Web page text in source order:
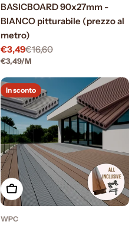
BASICBOARD 90x27mm -
BIANCO pitturabile (prezzo al
metro)
Prezzo
di
vendita
€3,49
Prezzo
normale
€16,60
PREZZO
€3,49/PER
M
In sconto
Scegli le opzioni
WPC